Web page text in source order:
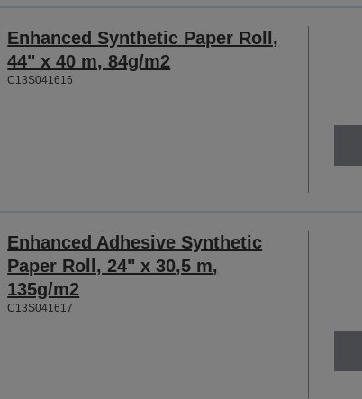
Enhanced Synthetic Paper Roll,
44" x 40 m, 84g/m2
C13S041616
Enhanced Adhesive Synthetic
Paper Roll, 24" x 30,5 m,
135g/m2
C13S041617